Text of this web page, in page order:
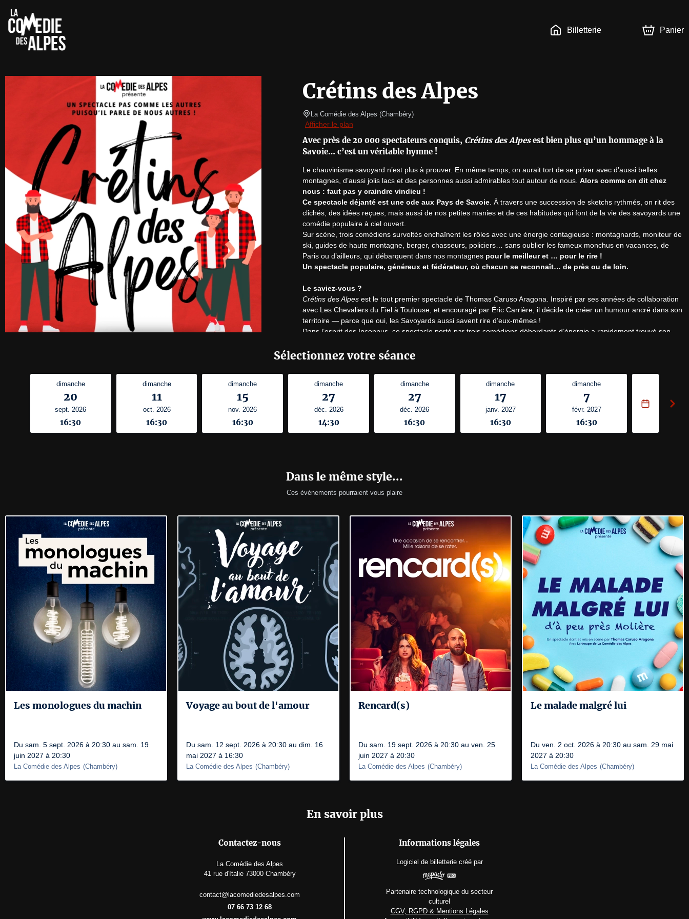
Billetterie Panier
Crétins des Alpes
La Comédie des Alpes (Chambéry)
Afficher le plan
Avec près de 20 000 spectateurs conquis, Crétins des Alpesest bien plus qu’un hommage à la
Savoie… c’est un véritable hymne !
Le chauvinisme savoyard n’est plus à prouver. En même temps, on aurait tort de se priver avec d’aussi belles
montagnes, d’aussi jolis lacs et des personnes aussi admirables tout autour de nous. Alors comme on dit chez
nous : faut pas y craindre vindieu !
Ce spectacle déjanté est une ode aux Pays de Savoie . À travers une succession de sketchs rythmés, on rit des
clichés, des idées reçues, mais aussi de nos petites manies et de ces habitudes qui font de la vie des savoyards une
comédie populaire à ciel ouvert.
Sur scène, trois comédiens survoltés enchaînent les rôles avec une énergie contagieuse : montagnards, moniteur de
ski, guides de haute montagne, berger, chasseurs, policiers… sans oublier les fameux monchus en vacances, de
Paris ou d’ailleurs, qui débarquent dans nos montagnes pour le meilleur et … pour le rire !
Un spectacle populaire, généreux et fédérateur, où chacun se reconnaît… de près ou de loin.
Le saviez-vous ?
Crétins des Alpes est le tout premier spectacle de Thomas Caruso Aragona. Inspiré par ses années de collaboration
avec Les Chevaliers du Fiel à Toulouse, et encouragé par Éric Carrière, il décide de créer un humour ancré dans son
territoire — parce que oui, les Savoyards aussi savent rire d’eux-mêmes !
Dans l’esprit des Inconnus, ce spectacle porté par trois comédiens débordants d’énergie a rapidement trouvé son
Aix-les-Bains dans un Casino Grand Cercle comble — un moment fort pour toute la troupe.
« Ce spectacle deviendra une référence dans le département et même au-delà. »
Le Dauphiné Libéré
« La Savoie a trouvé la comédie qui lui manquait. »
Le Petit Reporter du 73
« Un spectacle dynamique, extrêmement bien écrit et stupéfiant de réalisme.
Une vraie thérapie à la savoyarde. »
** Ouverture du guichet d’accueil à 19h15 (sauf pour les spectacles de 18h30, ouverture à 18h et pour les
spectacle de 16h30, ouverture à 16h).
Sélectionnez votre séance
dimanche
20
sept. 2026
16:30
dimanche
11
oct. 2026
16:30
dimanche
15
nov. 2026
16:30
dimanche
27
déc. 2026
14:30
dimanche
27
déc. 2026
16:30
dimanche
17
janv. 2027
16:30
dimanche
7
févr. 2027
16:30
Dans le même style...
Ces évènements pourraient vous plaire
Les monologues du machin
Du sam. 5 sept. 2026 à 20:30 au sam. 19
juin 2027 à 20:30
La Comédie des Alpes (Chambéry)
Voyage au bout de l'amour
Du sam. 12 sept. 2026 à 20:30 au dim. 16
mai 2027 à 16:30
La Comédie des Alpes (Chambéry)
Rencard(s)
Du sam. 19 sept. 2026 à 20:30 au ven. 25
juin 2027 à 20:30
La Comédie des Alpes (Chambéry)
Le malade malgré lui
Du ven. 2 oct. 2026 à 20:30 au sam. 29 mai
2027 à 20:30
La Comédie des Alpes (Chambéry)
En savoir plus
Contactez-nous
La Comédie des Alpes
41 rue d'Italie 73000 Chambéry
contact@lacomediedesalpes.com
07 66 73 12 68
Informations légales
Logiciel de billetterie créé par
Partenaire technologique du secteur
culturel
CGV, RGPD & Mentions Légales